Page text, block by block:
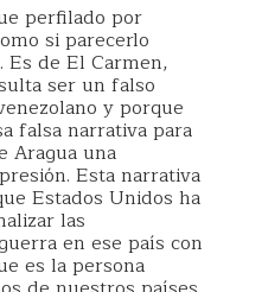
perfilado por
si parecerlo
de El Carmen,
ser un falso
y porque
falsa narrativa para
Aragua una
Esta narrativa
Estados Unidos ha
las
en ese país con
es la persona